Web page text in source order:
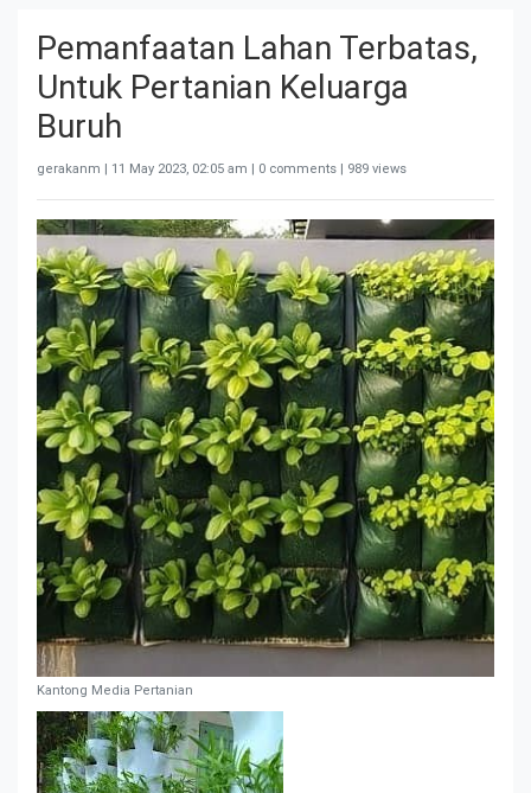
Pemanfaatan Lahan Terbatas,
Untuk Pertanian Keluarga
Buruh
gerakanm | 11 May 2023, 02:05 am | 0 comments | 989 views
Kantong Media Pertanian